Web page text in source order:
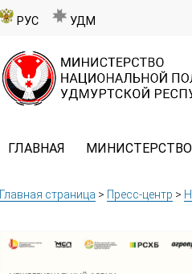
РУС УДМ
ГЛАВНАЯ МИНИСТЕРСТВО
Главная страница > Пресс-центр >